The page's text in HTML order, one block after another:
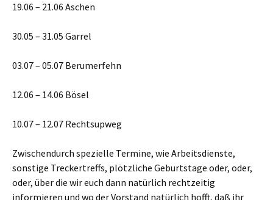
19.06 – 21.06 Aschen
30.05 – 31.05 Garrel
03.07 – 05.07 Berumerfehn
12.06 – 14.06 Bösel
10.07 – 12.07 Rechtsupweg
Zwischendurch spezielle Termine, wie Arbeitsdienste,
sonstige Treckertreffs, plötzliche Geburtstage oder, oder,
oder, über die wir euch dann natürlich rechtzeitig
informieren und wo der Vorstand natürlich hofft, daß ihr